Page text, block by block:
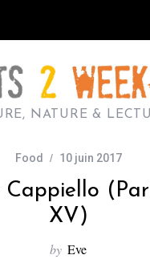
NATURE &
Food 10 juin 2017
Cappiello
XV)
by Eve